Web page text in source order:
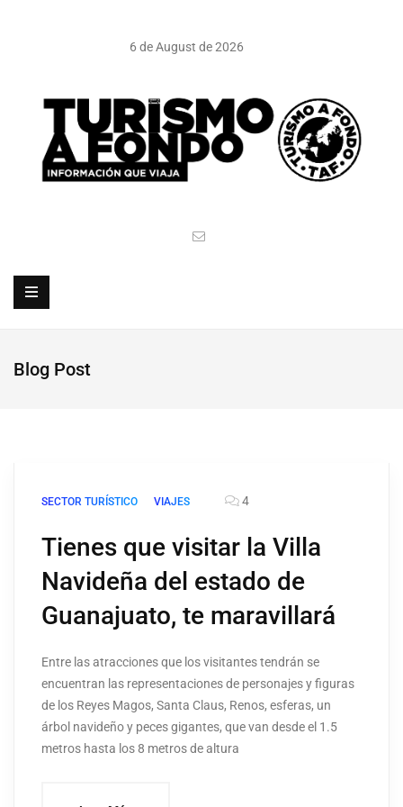
6 de August de 2026
Blog Post
SECTOR TURÍSTICO VIAJES 4
Tienes que visitar la Villa
Navideña del estado de
Guanajuato, te maravillará
Entre las atracciones que los visitantes tendrán se
encuentran las representaciones de personajes y figuras
de los Reyes Magos, Santa Claus, Renos, esferas, un
árbol navideño y peces gigantes, que van desde el 1.5
metros hasta los 8 metros de altura